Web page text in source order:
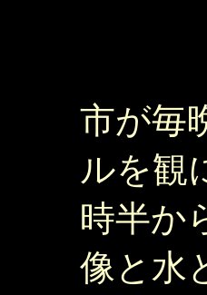
市が毎
ルを観
時半か
像と水